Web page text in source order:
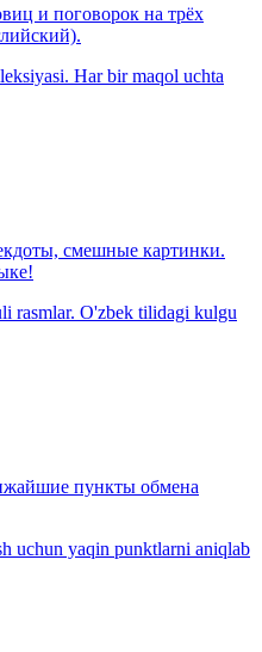
и поговорок на трёх
Har bir maqol uchta
смешные картинки.
rasmlar. O'zbek tilidagi kulgu
пункты обмена
uchun yaqin punktlarni aniqlab